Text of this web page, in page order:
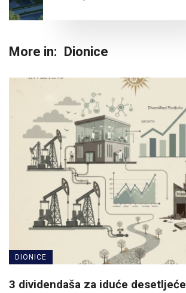
More in: Dionice
DIONICE
3 dividendaša za iduće desetljeće